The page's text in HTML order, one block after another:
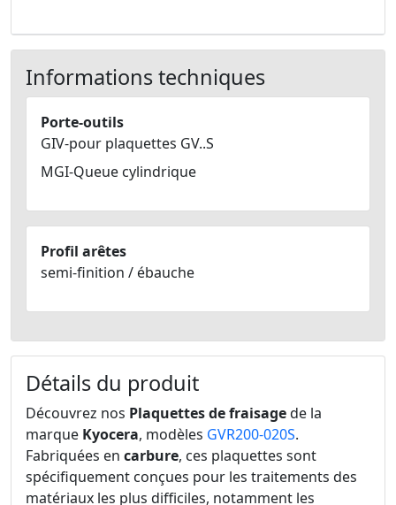
Informations techniques
Porte-outils
GIV-pour plaquettes GV..S
MGI-Queue cylindrique
Profil arêtes
semi-finition / ébauche
Détails du produit
Découvrez nos Plaquettes de fraisagede la
marque Kyocera, modèles GVR200-020S.
Fabriquées en carbure, ces plaquettes sont
spécifiquement conçues pour les traitements des
matériaux les plus difficiles, notamment les